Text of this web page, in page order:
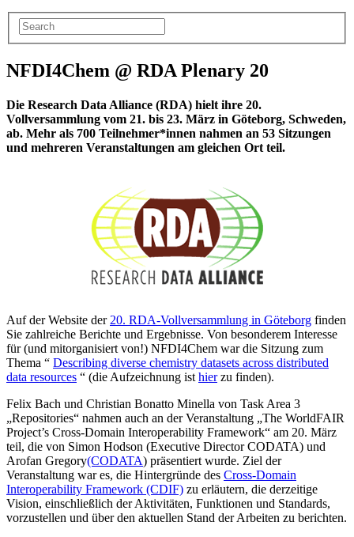
NFDI4Chem @ RDA Plenary 20
Die Research Data Alliance (RDA) hielt ihre 20.
Vollversammlung vom 21. bis 23. März in Göteborg, Schweden,
ab. Mehr als 700 Teilnehmer*innen nahmen an 53 Sitzungen
und mehreren Veranstaltungen am gleichen Ort teil.
Auf der Website der20. RDA-Vollversammlung in Göteborg finden
Sie zahlreiche Berichte und Ergebnisse. Von besonderem Interesse
für (und mitorganisiert von!) NFDI4Chem war die Sitzung zum
Thema “ Describing diverse chemistry datasets across distributed
data resources “ (die Aufzeichnung isthierzu finden).
Felix Bach und Christian Bonatto Minella von Task Area 3
„Repositories“ nahmen auch an der Veranstaltung „The WorldFAIR
Project’s Cross-Domain Interoperability Framework“ am 20. März
teil, die von Simon Hodson (Executive Director CODATA) und
Arofan Gregory(CODATA) präsentiert wurde. Ziel der
Veranstaltung war es, die Hintergründe des Cross-Domain
Interoperability Framework (CDIF) zu erläutern, die derzeitige
Vision, einschließlich der Aktivitäten, Funktionen und Standards,
vorzustellen und über den aktuellen Stand der Arbeiten zu berichten.